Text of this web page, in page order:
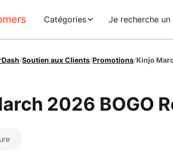
Catégories Je recherche
/Soutien aux Clients/Promotions/Kinjo
2026 BOGO